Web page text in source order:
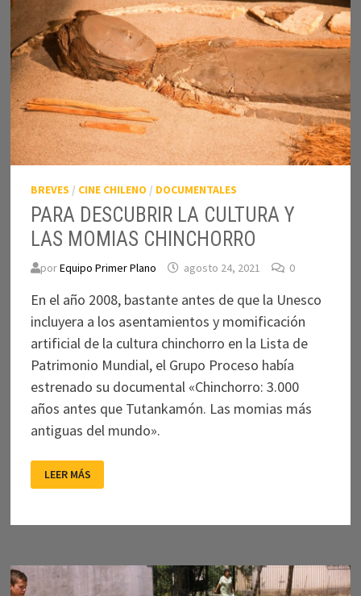
BREVES / CINE CHILENO / DOCUMENTALES
PARA DESCUBRIR LA CULTURA Y
LAS MOMIAS CHINCHORRO
porEquipo Primer Plano agosto 24, 2021 0
En el año 2008, bastante antes de que la Unesco
incluyera a los asentamientos y momificación
artificial de la cultura chinchorro en la Lista de
Patrimonio Mundial, el Grupo Proceso había
estrenado su documental «Chinchorro: 3.000
años antes que Tutankamón. Las momias más
antiguas del mundo».
PARA
DESCUBRIR
LA
LAS
LEER MÁS